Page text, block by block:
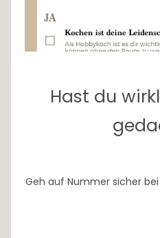
Hast du
Geh auf Nummer sicher